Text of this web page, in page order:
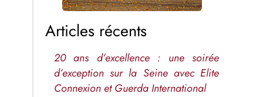
Articles récents
20 ans d’excellence : une soirée
d’exception sur la Seine avec Elite
Connexion et Guerda International